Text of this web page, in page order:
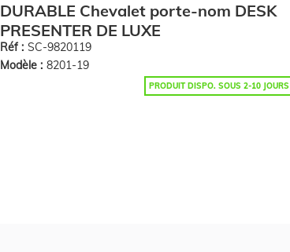
DURABLE Chevalet porte-nom DESK
PRESENTER DE LUXE
Réf : SC-9820119
Modèle : 8201-19
PRODUIT DISPO. SOUS 2-10 JOURS